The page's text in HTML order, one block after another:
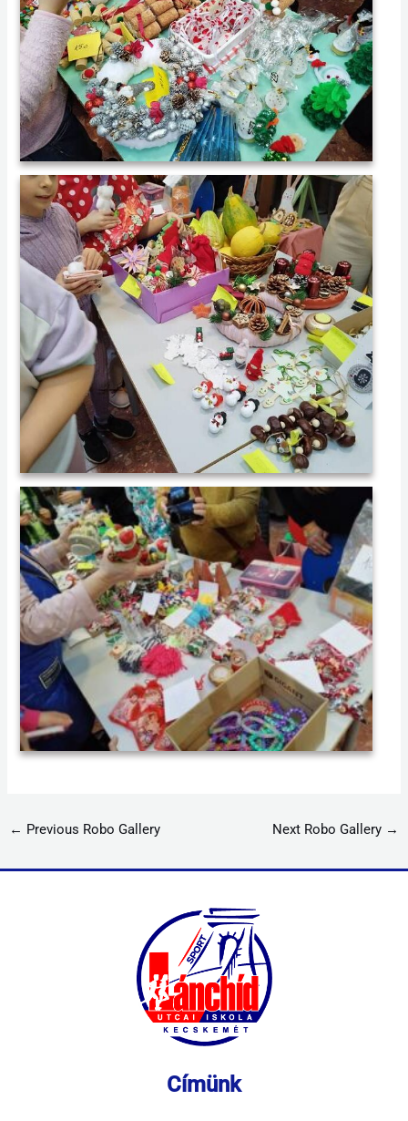
← Previous Robo Gallery Next Robo Gallery →
Címünk